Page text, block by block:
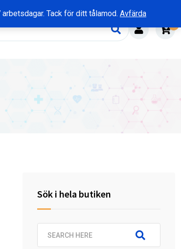
Tack för ditt tålamod. Avfärda
Sök i hela butiken